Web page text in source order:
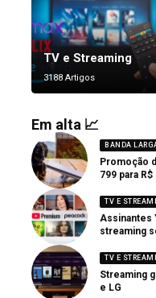
TV e Streaming
3188 Artigos
Em alta 📈
BANDA
Promoção
799 para R$
TV E
Assinantes
streaming
TV E
Streaming
e LG